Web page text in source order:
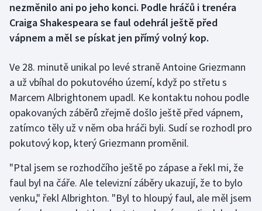
Dostihy
Florbal
Futsal
Golf
Gymnastika
Jezdectví
nezměnilo ani po jeho konci. Podle hráčů i trenéra
Craiga Shakespeara se faul odehrál ještě před
vápnem a měl se pískat jen přímý volný kop.
Ve 28. minutě unikal po levé straně Antoine Griezmann
a už vbíhal do pokutového území, když po střetu s
Marcem Albrightonem upadl. Ke kontaktu nohou podle
opakovaných záběrů zřejmě došlo ještě před vápnem,
zatímco těly už v něm oba hráči byli. Sudí se rozhodl pro
pokutový kop, který Griezmann proměnil.
"Ptal jsem se rozhodčího ještě po zápase a řekl mi, že
faul byl na čáře. Ale televizní záběry ukazují, že to bylo
venku," řekl Albrighton. "Byl to hloupý faul, ale měl jsem